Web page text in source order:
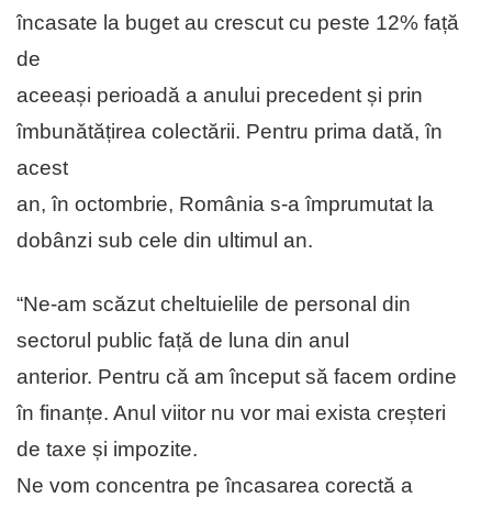
încasate la buget au crescut cu peste 12% față
de
aceeași perioadă a anului precedent și prin
îmbunătățirea colectării. Pentru prima dată, în
acest
an, în octombrie, România s-a împrumutat la
dobânzi sub cele din ultimul an.
“Ne-am scăzut cheltuielile de personal din
sectorul public față de luna din anul
anterior. Pentru că am început să facem ordine
în finanțe. Anul viitor nu vor mai exista creșteri
de taxe și impozite.
Ne vom concentra pe încasarea corectă a